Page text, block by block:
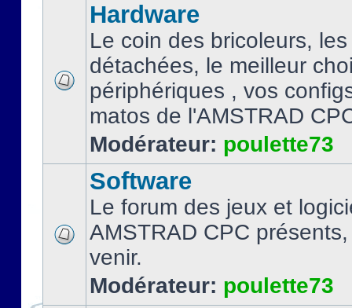
Hardware
Le coin des bricoleurs,
détachées, le meilleur
périphériques , vos
matos de l'AMSTRAD
Modérateur: poulette73
Software
Le forum des jeux et
AMSTRAD CPC
venir.
Modérateur: poulette73